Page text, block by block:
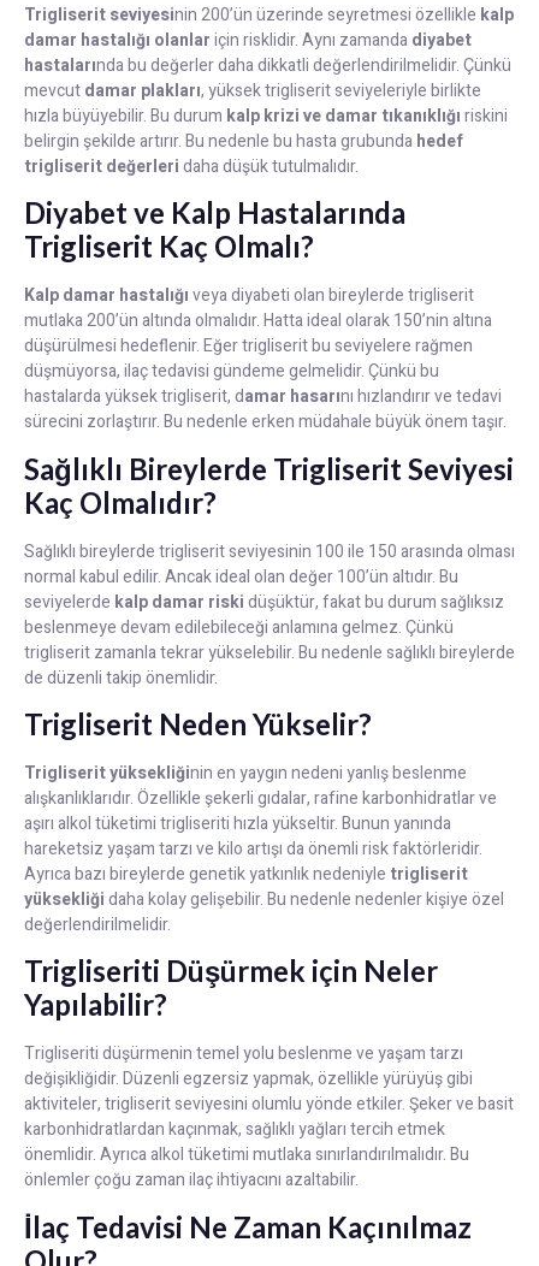
Trigliserit seviyesinin 200’ün üzerinde seyretmesi özellikle kalp
damar hastalığı olanlariçin risklidir. Aynı zamandadiyabet
hastalarında bu değerler daha dikkatli değerlendirilmelidir. Çünkü
mevcutdamar plakları, yüksek trigliserit seviyeleriyle birlikte
hızla büyüyebilir. Bu durum kalp krizi ve damar tıkanıklığıriskini
belirgin şekilde artırır. Bu nedenle bu hasta grubundahedef
trigliserit değerleridaha düşük tutulmalıdır.
Diyabet ve Kalp Hastalarında
Trigliserit Kaç Olmalı?
Kalp damar hastalığıveya diyabeti olan bireylerde trigliserit
mutlaka 200’ün altında olmalıdır. Hatta ideal olarak 150’nin altına
düşürülmesi hedeflenir. Eğer trigliserit bu seviyelere rağmen
düşmüyorsa, ilaç tedavisi gündeme gelmelidir. Çünkü bu
hastalarda yüksek trigliserit, damar hasarını hızlandırır ve tedavi
sürecini zorlaştırır. Bu nedenle erken müdahale büyük önem taşır.
Sağlıklı Bireylerde Trigliserit Seviyesi
Kaç Olmalıdır?
Sağlıklı bireylerde trigliserit seviyesinin 100 ile 150 arasında olması
normal kabul edilir. Ancak ideal olan değer 100’ün altıdır. Bu
seviyelerde kalp damar riskidüşüktür, fakat bu durum sağlıksız
beslenmeye devam edilebileceği anlamına gelmez. Çünkü
trigliserit zamanla tekrar yükselebilir. Bu nedenle sağlıklı bireylerde
de düzenli takip önemlidir.
Trigliserit Neden Yükselir?
Trigliserit yüksekliğinin en yaygın nedeni yanlış beslenme
alışkanlıklarıdır. Özellikle şekerli gıdalar, rafine karbonhidratlar ve
aşırı alkol tüketimi trigliseriti hızla yükseltir. Bunun yanında
hareketsiz yaşam tarzı ve kilo artışı da önemli risk faktörleridir.
Ayrıca bazı bireylerde genetik yatkınlık nedeniyle trigliserit
yüksekliğidaha kolay gelişebilir. Bu nedenle nedenler kişiye özel
değerlendirilmelidir.
Trigliseriti Düşürmek için Neler
Yapılabilir?
Trigliseriti düşürmenin temel yolu beslenme ve yaşam tarzı
değişikliğidir. Düzenli egzersiz yapmak, özellikle yürüyüş gibi
aktiviteler, trigliserit seviyesini olumlu yönde etkiler. Şeker ve basit
karbonhidratlardan kaçınmak, sağlıklı yağları tercih etmek
önemlidir. Ayrıca alkol tüketimi mutlaka sınırlandırılmalıdır. Bu
önlemler çoğu zaman ilaç ihtiyacını azaltabilir.
İlaç Tedavisi Ne Zaman Kaçınılmaz